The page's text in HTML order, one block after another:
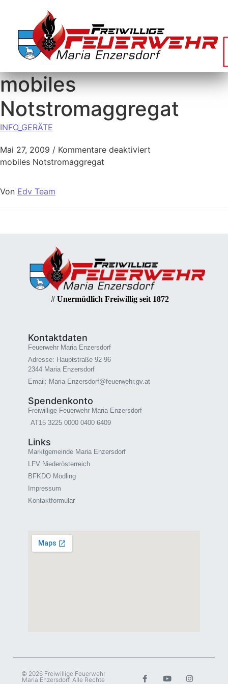
mobiles
Notstromaggregat
INFO_GERÄTE
Mai 27, 2009 / Kommentare deaktiviert
mobiles Notstromaggregat
Von Edv Team
# Unermüdlich Freiwillig seit 1872
Kontaktdaten
Feuerwehr Maria Enzersdorf
Adresse: Hauptstraße 92-96
2344 Maria Enzersdorf
Email: Maria-Enzersdorf@feuerwehr.gv.at
Spendenkonto
Freiwillige Feuerwehr Maria Enzersdorf
AT15 3225 0000 0400 6409
Links
Marktgemeinde Maria Enzersdorf
LFV Niederösterreich
BFKDO Mödling
Impressum
Kontaktformular
© 2026 Freiwillige Feuerwehr
Maria Enzersdorf. Alle Rechte